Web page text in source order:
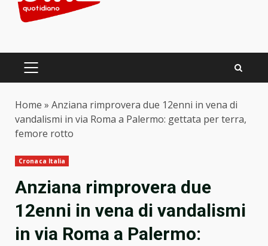
PRIMARY
Home » Anziana rimprovera due 12enni in vena di
vandalismi in via Roma a Palermo: gettata per terra,
femore rotto
Cronaca Italia
Anziana rimprovera due
12enni in vena di vandalismi
in via Roma a Palermo: